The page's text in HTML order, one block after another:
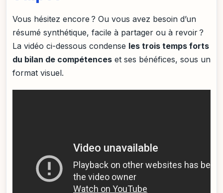
Vous hésitez encore ? Ou vous avez besoin d’un
résumé synthétique, facile à partager ou à revoir ?
La vidéo ci-dessous condense les trois temps forts
du bilan de compétences et ses bénéfices, sous un
format visuel.